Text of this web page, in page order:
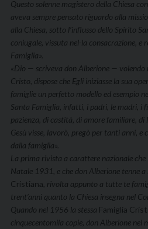
Questo solenne magistero della Chiesa
aveva sempre pensato riguardo alla
alla Chiesa, sotto l’influsso dello Spirito
coniugale, vissuta nel-la consacrazione, e
Famiglia».
«Dio — scriveva don Alberione — volendo
Cristo, dispose che Egli iniziasse la sua
famiglie un perfetto modello ed esem­pio
Santa Famiglia, infatti, i padri, le madri, i
pazien­za, di castità, di amore familiare,
Gesù visse, lavorò, pregò per tanti anni, e
dalla famiglia».
La prima rivista a carattere nazionale
Natale 1931, e che don Alberione tenne
Cristiana , rivolta appunto a tutte te
trent’anni quanto la Chiesa insegna nel
Quando nel 1956 la stessa Famiglia
cinquecentomila copie, don Alberione nel